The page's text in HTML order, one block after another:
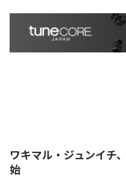
ワキマル・ジュンイチ
始